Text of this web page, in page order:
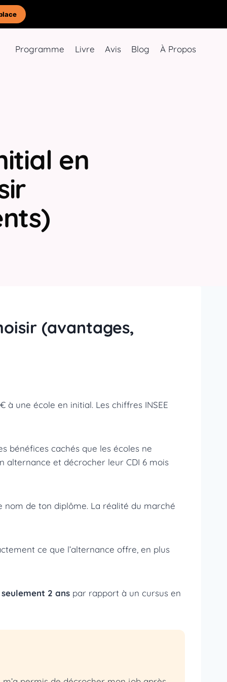
Programme Livre Avis Blog À Propos
en
(avantages,
une école en initial. Les chiffres INSEE
bénéfices cachés que les écoles ne
alternance et décrocher leur CDI 6 mois
nom de ton diplôme. La réalité du marché
ce que l’alternance offre, en plus
2 ans par rapport à un cursus en